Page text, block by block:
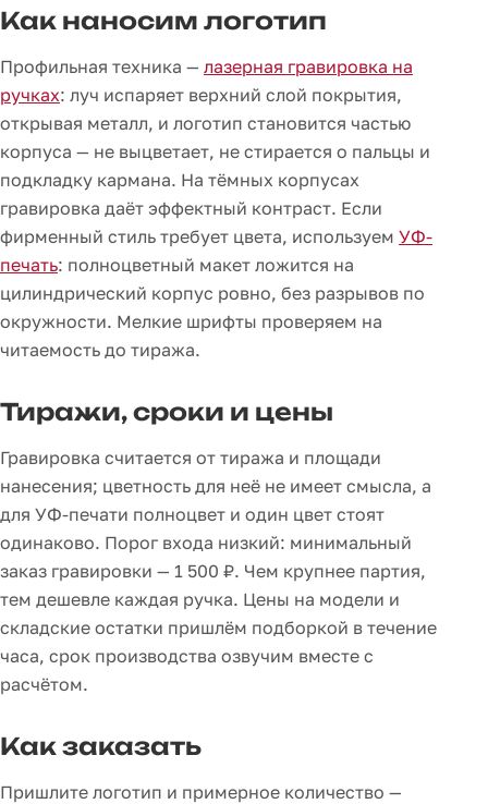
Как наносим логотип
Профильная техника — лазерная гравировка на
ручках: луч испаряет верхний слой покрытия,
открывая металл, и логотип становится частью
корпуса — не выцветает, не стирается о пальцы и
подкладку кармана. На тёмных корпусах
гравировка даёт эффектный контраст. Если
фирменный стиль требует цвета, используем УФ-
печать: полноцветный макет ложится на
цилиндрический корпус ровно, без разрывов по
окружности. Мелкие шрифты проверяем на
читаемость до тиража.
Тиражи, сроки и цены
Гравировка считается от тиража и площади
нанесения; цветность для неё не имеет смысла, а
для УФ-печати полноцвет и один цвет стоят
одинаково. Порог входа низкий: минимальный
заказ гравировки — 1 500 ₽. Чем крупнее партия,
тем дешевле каждая ручка. Цены на модели и
складские остатки пришлём подборкой в течение
часа, срок производства озвучим вместе с
расчётом.
Как заказать
Пришлите логотип и примерное количество —